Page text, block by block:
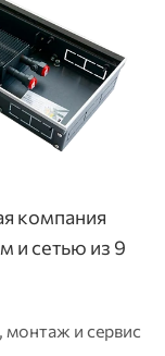
компания
и сетью из 9
и сервис